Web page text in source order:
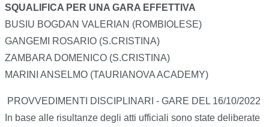
SQUALIFICA PER UNA GARA EFFETTIVA
BUSIU BOGDAN VALERIAN (ROMBIOLESE)
GANGEMI ROSARIO (S.CRISTINA)
ZAMBARA DOMENICO (S.CRISTINA)
MARINI ANSELMO (TAURIANOVA ACADEMY)
PROVVEDIMENTI DISCIPLINARI - GARE DEL 16/10/2022
In base alle risultanze degli atti ufficiali sono state deliberate